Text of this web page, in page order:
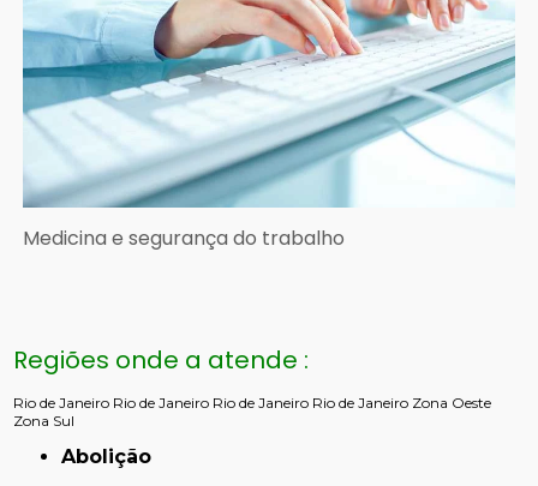
Medicina e segurança do trabalho
Regiões onde a atende :
Rio de Janeiro Rio de Janeiro Rio de Janeiro Rio de Janeiro Zona Oeste
Zona Sul
Abolição